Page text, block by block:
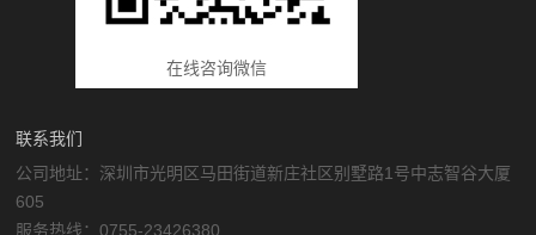
在线咨询微信
联系我们
公司地址：深圳市光明区马田街道新庄社区别墅路1号中志智谷大厦
605
服务热线：0755-23426380